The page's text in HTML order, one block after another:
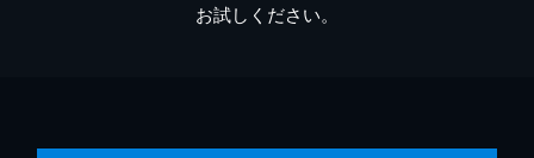
お試しください。